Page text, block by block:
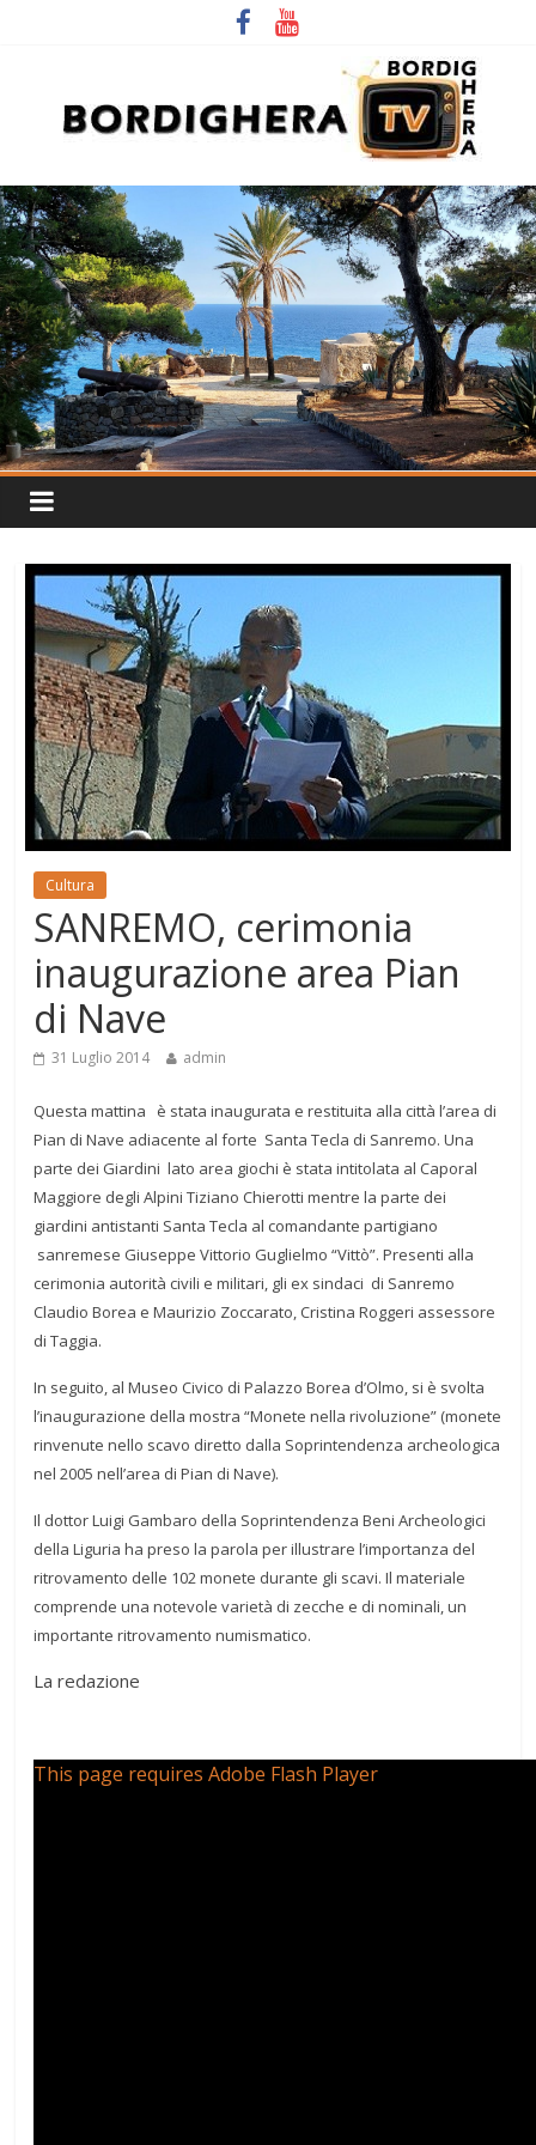
Cultura
SANREMO, cerimonia
inaugurazione area Pian
di Nave
31 Luglio 2014 admin
Questa mattina è stata inaugurata e restituita alla città l’area di
Pian di Nave adiacente al forte Santa Tecla di Sanremo. Una
parte dei Giardini lato area giochi è stata intitolata al Caporal
Maggiore degli Alpini Tiziano Chierotti mentre la parte dei
giardini antistanti Santa Tecla al comandante partigiano
sanremese Giuseppe Vittorio Guglielmo “Vittò”. Presenti alla
cerimonia autorità civili e militari, gli ex sindaci di Sanremo
Claudio Borea e Maurizio Zoccarato, Cristina Roggeri assessore
di Taggia.
In seguito, al Museo Civico di Palazzo Borea d’Olmo, si è svolta
l’inaugurazione dellamostra “Monete nella rivoluzione” (monete
rinvenute nello scavo diretto dalla Soprintendenza archeologica
nel 2005 nell’area di Pian di Nave).
Il dottor Luigi Gambaro della Soprintendenza Beni Archeologici
della Liguria ha preso la parola per illustrare l’importanza del
ritrovamento delle 102 monete durante gli scavi. Il materiale
comprende una notevole varietà di zecche e di nominali, un
importante ritrovamento numismatico.
La redazione
This page requires Adobe Flash Player